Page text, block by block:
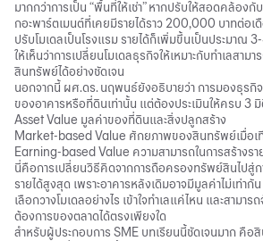
มากกว่าการเป็น “พื้นที่ให้เช่า” หากปรับให้สอดคล้อง
กอะพาร์ตเมนต์ที่เคยมีรายได้ราว 200,000 บาทต่อเดื
ปรับโมเดลเป็นโรงแรม รายได้ก็เพิ่มขึ้นเป็นประมาณ
ให้เห็นว่าการเปลี่ยนโมเดลธุรกิจให้เหมาะกับทำเลสาม
สินทรัพย์ได้อย่างชัดเจน
นอกจากนี้ ผศ.ดร. นฤพนธ์ยังอธิบายว่า การมองธุรกิจ
ของอาคารหรือที่ดินเท่านั้น แต่ต้องประเมินให้ครบ 3
Asset Value มูลค่าของที่ดินและสิ่งปลูกสร้าง
Market-based Value ศักยภาพของสินทรัพย์เมื่อเ
Earning-based Value ความสามารถในการสร้างรา
นี่คือการเปลี่ยนวิธีคิดจากการถือครองทรัพย์สินไปสู่ก
รายได้สูงสุด เพราะอาคารหลังเดิมอาจมีมูลค่าไม่เท่า
เลือกวางโมเดลอย่างไร เข้าใจทำเลแค่ไหน และสาม
ต้องการของตลาดได้ตรงเพียงใด
สำหรับผู้ประกอบการ SME บทเรียนนี้ชัดเจนมาก คือ